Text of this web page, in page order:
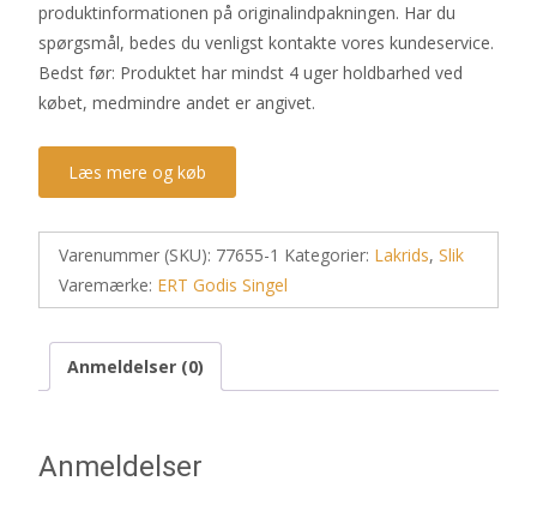
produktinformationen på originalindpakningen. Har du
spørgsmål, bedes du venligst kontakte vores kundeservice.
Bedst før: Produktet har mindst 4 uger holdbarhed ved
købet, medmindre andet er angivet.
Læs mere og køb
Varenummer (SKU): 77655-1 Kategorier: Lakrids, Slik
Varemærke: ERT Godis Singel
Anmeldelser (0)
Anmeldelser